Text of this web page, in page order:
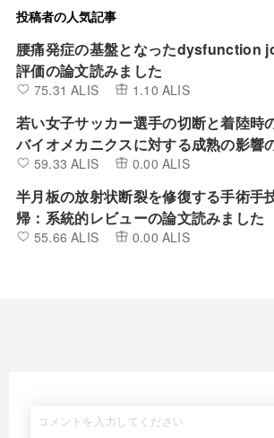
投稿者の人気記事
腰痛発症の基盤となったdysfunction
評価の論文読みました
75.31 ALIS 1.10 ALIS
若い女子サッカー選手の切断と着陸時
バイオメカニクスに対する成熟の影響
よみました
59.33 ALIS 0.00 ALIS
半月板の放射状断裂を修復する手術手
帰：系統的レビューの論文読みました
55.66 ALIS 0.00 ALIS